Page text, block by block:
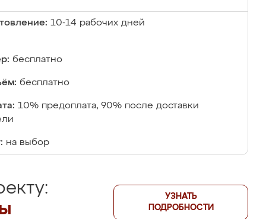
10-14 рабочих дней
бесплатно
бесплатно
10% предоплата, 90% после доставки
на выбор
УЗНАТЬ
ПОДРОБНОСТИ